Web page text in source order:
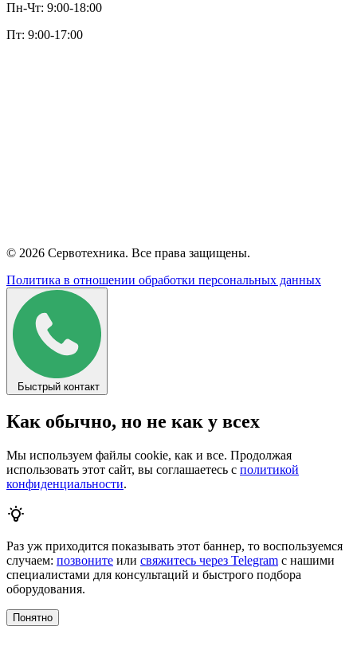
Пн-Чт: 9:00-18:00
Пт: 9:00-17:00
© 2026 Сервотехника. Все права защищены.
Политика в отношении обработки персональных данных
Быстрый контакт
Как обычно, но не как у всех
Мы используем файлы cookie, как и все. Продолжая
использовать этот сайт, вы соглашаетесь с политикой
конфиденциальности.
Раз уж приходится показывать этот баннер, то воспользуемся
случаем: позвоните или свяжитесь через Telegram с нашими
специалистами для консультаций и быстрого подбора
оборудования.
Понятно